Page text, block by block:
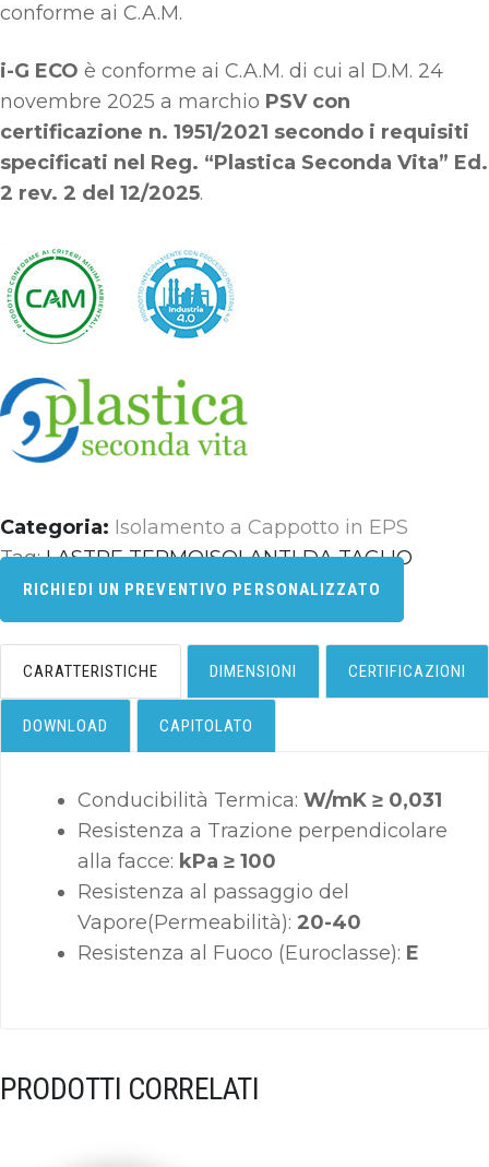
conforme ai C.A.M.
i-G ECO è conforme ai C.A.M. di cui al D.M. 24
novembre 2025 a marchio PSV con
certificazione n. 1951/2021 secondo i requisiti
specificati nel Reg. “Plastica Seconda Vita” Ed.
2 rev. 2 del 12/2025.
Categoria: Isolamento a Cappotto in EPS
Tag:LASTRE TERMOISOLANTI DA TAGLIO
RICHIEDI UN PREVENTIVO PERSONALIZZATO
CARATTERISTICHE DIMENSIONI CERTIFICAZIONI
DOWNLOAD CAPITOLATO
Conducibilità Termica: W/mK ≥ 0,031
Resistenza a Trazione perpendicolare
alla facce: kPa ≥ 100
Resistenza al passaggio del
Vapore(Permeabilità): 20-40
Resistenza al Fuoco (Euroclasse): E
PRODOTTI CORRELATI